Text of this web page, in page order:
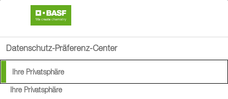
Datenschutz-Präferenz-Center
Ihre Privatsphäre
Ihre Privatsphäre